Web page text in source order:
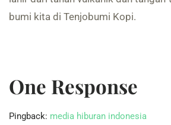
bumi kita di Tenjobumi Kopi.
One Response
Pingback: media hiburan indonesia